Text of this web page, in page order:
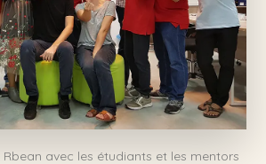
avec les étudiants et les mentors